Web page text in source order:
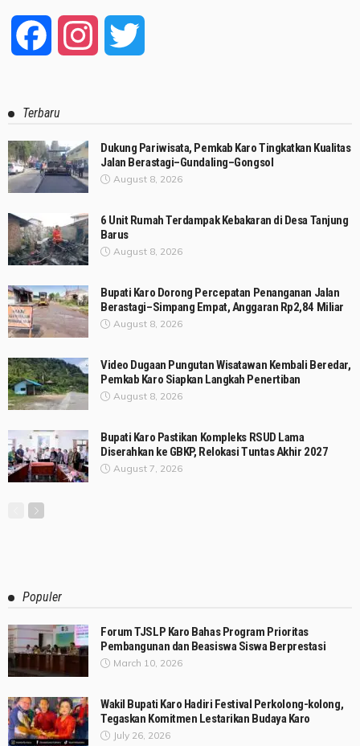
Facebook Instagram
Terbaru
Dukung Pariwisata, Pemkab Karo Tingkatkan Kualitas
Jalan Berastagi–Gundaling–Gongsol
August 8, 2026
6 Unit Rumah Terdampak Kebakaran di Desa Tanjung
Barus
August 8, 2026
Bupati Karo Dorong Percepatan Penanganan Jalan
Berastagi–Simpang Empat, Anggaran Rp2,84 Miliar
August 8, 2026
Video Dugaan Pungutan Wisatawan Kembali Beredar,
Pemkab Karo Siapkan Langkah Penertiban
August 8, 2026
Bupati Karo Pastikan Kompleks RSUD Lama
Diserahkan ke GBKP, Relokasi Tuntas Akhir 2027
August 7, 2026
Populer
Forum TJSLP Karo Bahas Program Prioritas
Pembangunan dan Beasiswa Siswa Berprestasi
March 10, 2026
Wakil Bupati Karo Hadiri Festival Perkolong-kolong,
Tegaskan Komitmen Lestarikan Budaya Karo
July 26, 2026